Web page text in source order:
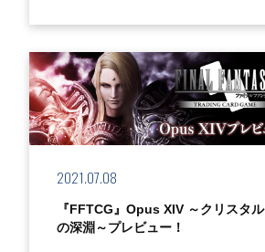
2021.07.08
『FFTCG』Opus XIV ～クリスタル
の深淵～プレビュー！